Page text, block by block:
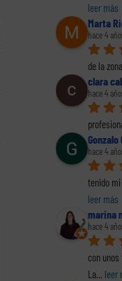
leer más
Marta
hace 4
de la
clara
hace 4
hace 4
tenido
leer más
marina
hace 4
con
La... leer